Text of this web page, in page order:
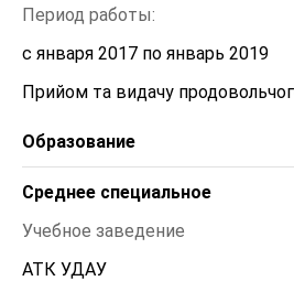
Период работы:
с января 2017 по январь 2019
Прийом та видачу
Образование
Среднее специальное
Учебное заведение
АТК УДАУ